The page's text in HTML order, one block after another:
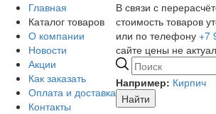
Главная
Каталог товаров
О компании
Новости
Акции
Как заказать
Оплата и доставка
Контакты
В связи с
стоимость товаров
или по телефону +7
сайте цены не
Например: Кирпич
Найти